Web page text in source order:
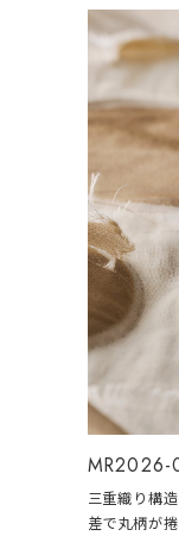
MR2026-
三重織り構
差で丸柄が